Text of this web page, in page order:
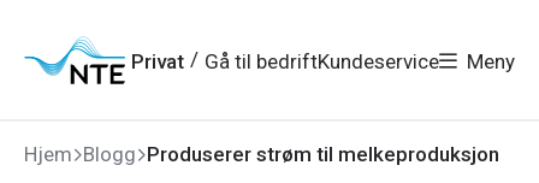
hovedmeny
søk
hovedinnhold
bunnområde
Privat / Gå til bedriftKundeservice Meny
Hjem Blogg Produserer strøm til melkeproduksjon